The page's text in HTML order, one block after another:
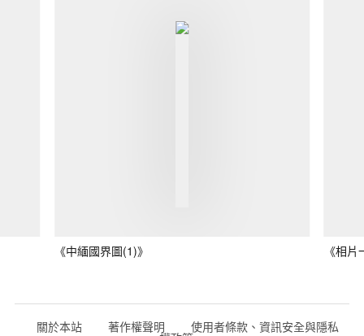
《中緬國界圖(1)》 《相
關於本站 著作權聲明 使用者條款、資訊安全與隱私